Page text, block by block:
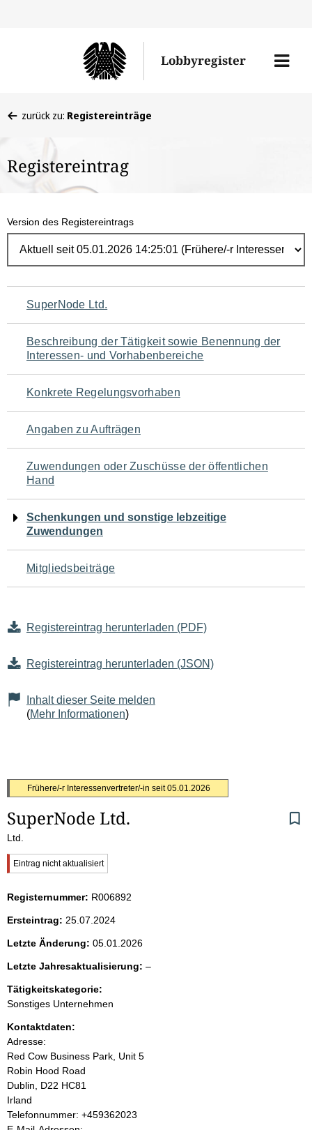
Lobbyregister
Menü
befinden
hier:
zurück zu: Registereinträge
Registereintrag
Version des Registereintrags
Navigation
für
den
Seiteninhalt
SuperNode Ltd.
Beschreibung der Tätigkeit sowie Benennung der
Interessen- und Vorhabenbereiche
Konkrete Regelungsvorhaben
Angaben zu Aufträgen
Zuwendungen oder Zuschüsse der öffentlichen
Hand
Schenkungen und sonstige lebzeitige
Zuwendungen
Mitgliedsbeiträge
Registereintrag herunterladen (PDF)
Registereintrag herunterladen (JSON)
Inhalt dieser Seite melden
(Mehr Informationen)
S
e
i
t
e
n
i
n
h
a
l
t
Frühere/-r Interessenvertreter/-in seit 05.01.2026
SuperNode Ltd.
Ltd.
W
i
h
i
r
i
n
e
i
s
Eintrag nicht aktualisiert
Registernummer: R006892
Ersteintrag: 25.07.2024
Letzte Änderung: 05.01.2026
Letzte Jahresaktualisierung: –l
Tätigkeitskategorie:
Sonstiges Unternehmen
Kontaktdaten:
Adresse:
Red Cow Business Park, Unit 5
Robin Hood Road
Dublin, D22 HC81
Irland
K
Telefonnummer: +459362023